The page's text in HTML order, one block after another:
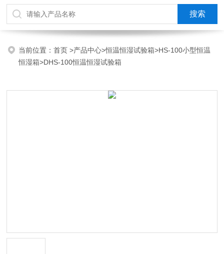
当前位置：首页>产品中心>恒温恒湿试验箱>HS-100小型恒温
恒湿箱>DHS-100恒温恒湿试验箱